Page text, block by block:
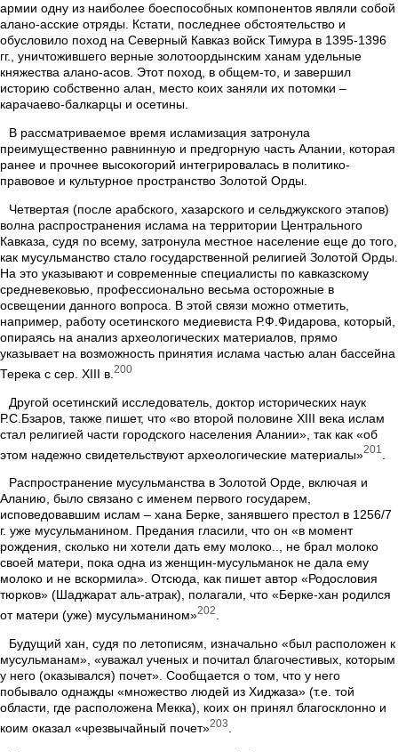
армии одну из наиболее боеспособных компонентов являли собой
алано-асские отряды. Кстати, последнее обстоятельство и
обусловило поход на Северный Кавказ войск Тимура в 1395-1396
гг., уничтожившего верные золотоордынским ханам удельные
княжества алано-асов. Этот поход, в общем-то, и завершил
историю собственно алан, место коих заняли их потомки –
карачаево-балкарцы и осетины.
В рассматриваемое время исламизация затронула
преимущественно равнинную и предгорную часть Алании, которая
ранее и прочнее высокогорий интегрировалась в политико-
правовое и культурное пространство Золотой Орды.
Четвертая (после арабского, хазарского и сельджукского этапов)
волна распространения ислама на территории Центрального
Кавказа, судя по всему, затронула местное население еще до того,
как мусульманство стало государственной религией Золотой Орды.
На это указывают и современные специалисты по кавказскому
средневековью, профессионально весьма осторожные в
освещении данного вопроса. В этой связи можно отметить,
например, работу осетинского медиевиста Р.Ф.Фидарова, который,
опираясь на анализ археологических материалов, прямо
указывает на возможность принятия ислама частью алан бассейна
Терека с сер. XIII в. 200
Другой осетинский исследователь, доктор исторических наук
Р.С.Бзаров, также пишет, что «во второй половине XIII века ислам
стал религией части городского населения Алании», так как «об
этом надежно свидетельствуют археологические материалы»201
Распространение мусульманства в Золотой Орде, включая и
Аланию, было связано с именем первого государем,
исповедовавшим ислам – хана Берке, занявшего престол в 1256/7
г. уже мусульманином. Предания гласили, что он «в момент
рождения, сколько ни хотели дать ему молоко.., не брал молоко
своей матери, пока одна из женщин-мусульманок не дала ему
молоко и не вскормила». Отсюда, как пишет автор «Родословия
тюрков» (Шаджарат аль-атрак), полагали, что «Берке-хан родился
от матери (уже) мусульманином»202
Будущий хан, судя по летописям, изначально «был расположен к
мусульманам», «уважал ученых и почитал благочестивых, которым
у него (оказывался) почет». Сообщается о том, что у него
побывало однажды «множество людей из Хиджаза» (т.е. той
области, где расположена Мекка), коих он принял благосклонно и
коим оказал «чрезвычайный почет»203